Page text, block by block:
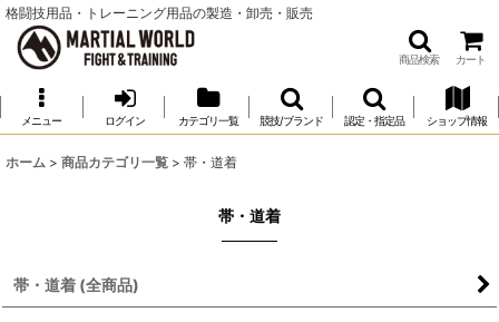
格闘技用品・トレーニング用品の製造・卸売・販売
商品検索 カート
メニュー ログイン カテゴリ一覧 競技/ブランド 認定・指定品 ショップ情報
ホーム > 商品カテゴリ一覧 > 帯・道着
帯・道着
帯・道着 (全商品)